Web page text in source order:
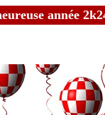
année